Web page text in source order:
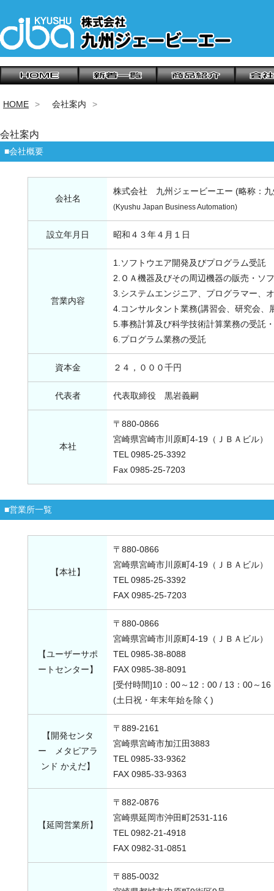
HOME 会社案内
会社案内
■会社概要
会社名
株式会社 九州ジェービーエー (略称：九
(Kyushu Japan Business Automation)
設立年月日 昭和４３年４月１日
営業内容
1.ソフトウエア開発及びプログラム受託
2.ＯＡ機器及びその周辺機器の販売・ソ
3.システムエンジニア、プログラマー、
4.コンサルタント業務(講習会、研究会、
5.事務計算及び科学技術計算業務の受託
6.プログラム業務の受託
資本金 ２４，０００千円
代表者 代表取締役 黒岩義嗣
本社
〒880-0866
宮崎県宮崎市川原町4-19（ＪＢＡビル）
TEL 0985-25-3392
Fax 0985-25-7203
■営業所一覧
【本社】
〒880-0866
宮崎県宮崎市川原町4-19（ＪＢＡビル）
TEL 0985-25-3392
FAX 0985-25-7203
【ユーザーサポ
ートセンター】
〒880-0866
宮崎県宮崎市川原町4-19（ＪＢＡビル）
TEL 0985-38-8088
FAX 0985-38-8091
[受付時間]10：00～12：00 / 13：00～16
(土日祝・年末年始を除く)
【開発センタ
ー メタピアラ
ンド かえだ】
〒889-2161
宮崎県宮崎市加江田3883
TEL 0985-33-9362
FAX 0985-33-9363
【延岡営業所】
〒882-0876
宮崎県延岡市沖田町2531-116
TEL 0982-21-4918
FAX 0982-31-0851
〒885-0032